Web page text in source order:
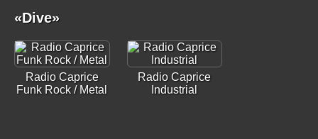
«Dive»
Radio Caprice
Funk Rock / Metal
Radio Caprice
Industrial